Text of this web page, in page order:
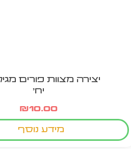
יח'
₪10.00
מידע נוסף